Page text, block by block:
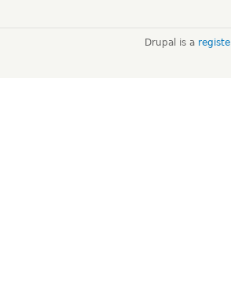
Drupal is a